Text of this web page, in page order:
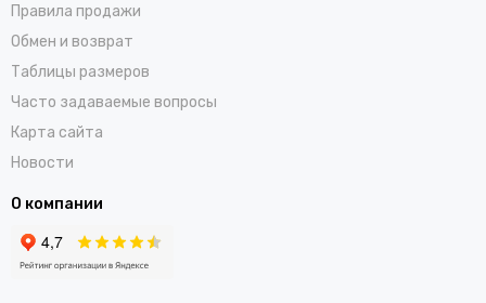
Правила продажи
Обмен и возврат
Таблицы размеров
Часто задаваемые вопросы
Карта сайта
Новости
О компании